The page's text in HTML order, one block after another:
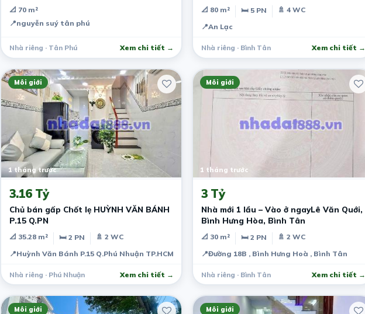
📐 70 m²
📍nguyễn suý tân phú
Nhà riêng · Tân Phú Xem chi tiết →
📐 80 m² 🛏 5 PN
🚿 4 WC
📍An Lạc
Nhà riêng · Bình Tân Xem chi tiết →
Môi giới
1 tháng trước
3.16 Tỷ
Chủ bán gấp Chốt lẹ HUỲNH VĂN BÁNH
P.15 Q.PN
📐 35.28 m² 🛏 2 PN
🚿 2 WC
📍Huỳnh Văn Bánh P.15 Q.Phú Nhuận TP.HCM
Nhà riêng · Phú Nhuận Xem chi tiết →
Môi giới
1 tháng trước
3 Tỷ
Nhà mới 1 lầu – Vào ở ngayLê Văn Quới,
Bình Hưng Hòa, Bình Tân
📐 30 m² 🛏 2 PN
🚿 2 WC
📍Đường 18B , Bình Hưng Hoà , Bình Tân
Nhà riêng · Bình Tân Xem chi tiết →
Môi giới Môi giới